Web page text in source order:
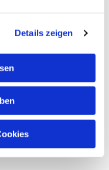
Details zeigen